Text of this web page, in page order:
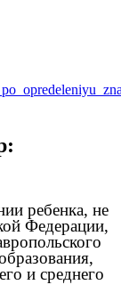
ребенка, не
Федерации,
и среднего